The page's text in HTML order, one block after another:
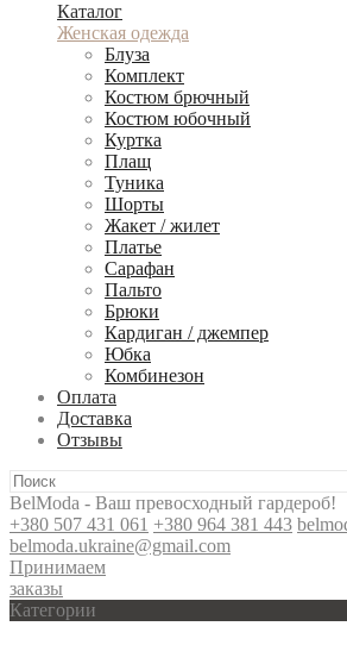
Каталог
Женская одежда
Блуза
Комплект
Костюм брючный
Костюм юбочный
Куртка
Плащ
Туника
Шорты
Жакет / жилет
Платье
Сарафан
Пальто
Брюки
Кардиган / джемпер
Юбка
Комбинезон
Оплата
Доставка
Отзывы
BelModa - Ваш превосходный гардероб!
+380 507 431 061 +380 964 381 443
belmoda.ukraine@gmail.com
Принимаем
заказы
Категории